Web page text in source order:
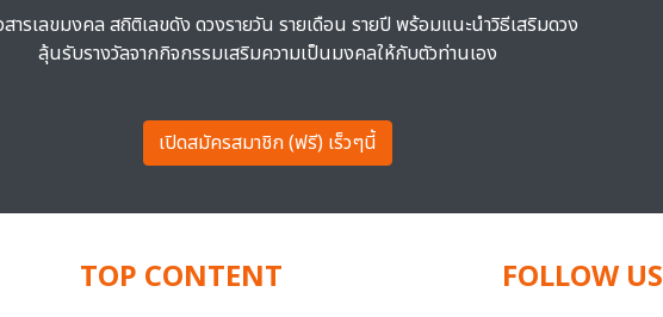
สารเลขมงคล สถิติเลขดัง ดวงรายวัน รายเดือน รายปี พร้อมแนะนำวิธีเสริมดวง
ลุ้นรับรางวัลจากกิจกรรมเสริมความเป็นมงคลให้กับตัวท่านเอง
เปิดสมัครสมาชิก (ฟรี) เร็วๆนี้
TOP CONTENT FOLLOW US